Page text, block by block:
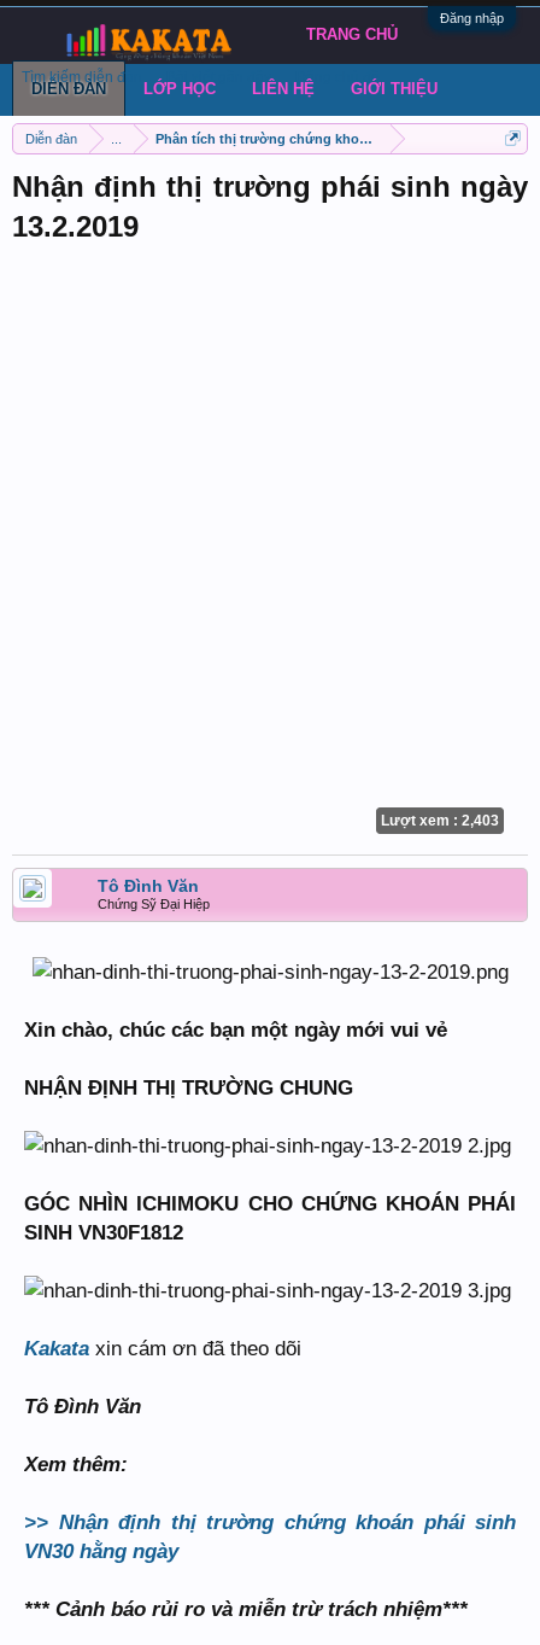
Đăng nhập
Diễn đàn Phân tích thị trường chứng khoán phái sinh VN30
Nhận định thị trường phái sinh ngày
13.2.2019
Lượt xem : 2,403
Tô Đình Văn
Chứng Sỹ Đại Hiệp
Xin chào, chúc các bạn một ngày mới vui vẻ
NHẬN ĐỊNH THỊ TRƯỜNG CHUNG
GÓC NHÌN ICHIMOKU CHO CHỨNG KHOÁN PHÁI
SINH VN30F1812
Kakata xin cám ơn đã theo dõi
Tô Đình Văn
Xem thêm:
>> Nhận định thị trường chứng khoán phái sinh
VN30 hằng ngày
*** Cảnh báo rủi ro và miễn trừ trách nhiệm***
TRANG CHỦ
DIỄN ĐÀN
Tìm kiếm diễn đàn Bài viết gần đây Đăng chủ đề
LỚP HỌC LIÊN HỆ GIỚI THIỆU